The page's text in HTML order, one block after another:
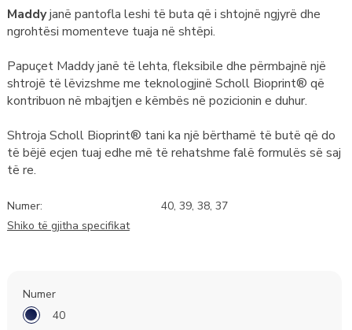
Maddyjanë pantofla leshi të buta që i shtojnë ngjyrë dhe
ngrohtësi momenteve tuaja në shtëpi.
Papuçet Maddy janë të lehta, fleksibile dhe përmbajnë një
shtrojë të lëvizshme me teknologjinë Scholl Bioprint® që
kontribuon në mbajtjen e këmbës në pozicionin e duhur.
Shtroja Scholl Bioprint® tani ka një bërthamë të butë që do
të bëjë ecjen tuaj edhe më të rehatshme falë formulës së saj
të re.
Numer:
40, 39, 38, 37
Shiko të gjitha specifikat
Numer
40